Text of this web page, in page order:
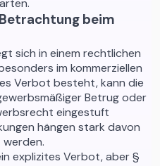
beim
sich in einem rechtlichen
im kommerziellen
Verbot besteht, kann die
Betrug oder
eingestuft
hängen stark davon
explizites Verbot, aber §